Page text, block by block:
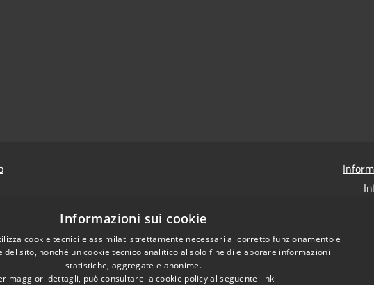
Prevenzione della corruzione -
Informazioni sui cookie
cookie tecnici e assimilati strettamente necessari al corretto funzionamento e
del sito, nonché un cookie tecnico analitico al solo fine di elaborare informazioni
statistiche, aggregate e anonime.
maggiori dettagli, può consultare la cookie policy al seguente link